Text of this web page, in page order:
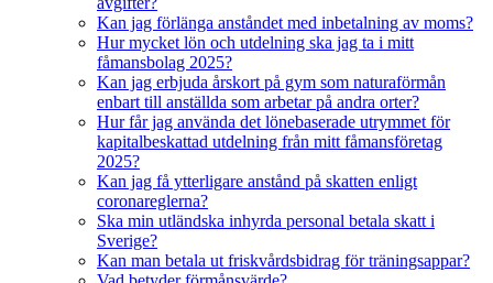
Kan jag förlänga anståndet med inbetalning av moms?
Hur mycket lön och utdelning ska jag ta i mitt
fåmansbolag 2025?
Kan jag erbjuda årskort på gym som naturaförmån
enbart till anställda som arbetar på andra orter?
Hur får jag använda det lönebaserade utrymmet för
kapitalbeskattad utdelning från mitt fåmansföretag
2025?
Kan jag få ytterligare anstånd på skatten enligt
coronareglerna?
Ska min utländska inhyrda personal betala skatt i
Sverige?
Kan man betala ut friskvårdsbidrag för träningsappar?